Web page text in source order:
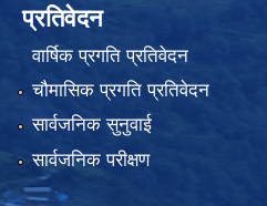
प्रतिवेदन
वार्षिक प्रगति प्रतिवेदन
चौमासिक प्रगति प्रतिवेदन
सार्वजनिक सुनुवाई
सार्वजनिक परीक्षण